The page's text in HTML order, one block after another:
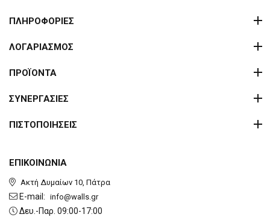
ΕΠΙΚΟΙΝΩΝΙΑ
Ακτή Δυμαίων 10, Πάτρα
E-mail: info@walls.gr
Δευ.-Παρ. 09:00-17:00
ΠΛΗΡΟΦΟΡΙΕΣ
ΛΟΓΑΡΙΑΣΜΟΣ
ΠΡΟΪΟΝΤΑ
ΣΥΝΕΡΓΑΣΙΕΣ
ΠΙΣΤΟΠΟΙΗΣΕΙΣ